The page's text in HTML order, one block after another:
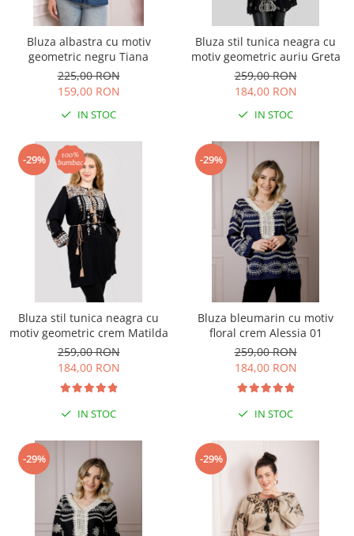
Bluza albastra cu motiv
geometric negru Tiana
225,00 RON
159,00 RON
IN STOC
Bluza stil tunica neagra cu
motiv geometric auriu Greta
259,00 RON
184,00 RON
IN STOC
-29%
Bluza stil tunica neagra cu
motiv geometric crem Matilda
259,00 RON
184,00 RON
IN STOC
-29%
Bluza bleumarin cu motiv
floral crem Alessia 01
259,00 RON
184,00 RON
IN STOC
-29% -29%